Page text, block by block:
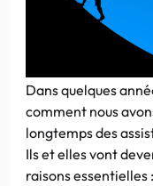
Dans quelques
comment nous
longtemps des
Ils et elles vont
raisons essentielles :